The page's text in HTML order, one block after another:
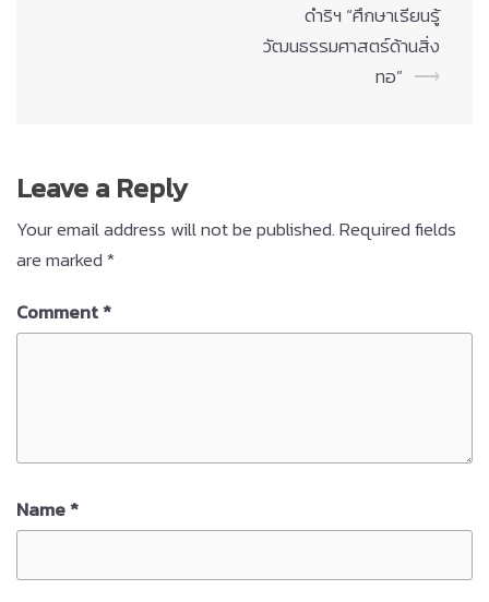
ดำริฯ “ศึกษาเรียนรู้
วัฒนธรรมศาสตร์ด้านสิ่ง
ทอ” ⟶
Leave a Reply
Your email address will not be published.Required fields
are marked*
Comment*
Name*